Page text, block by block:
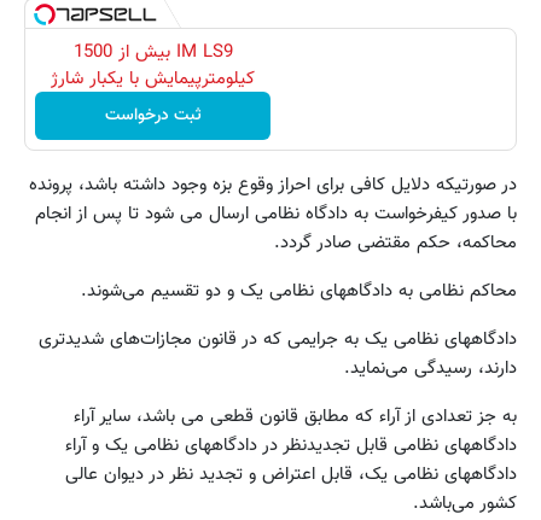
IM LS9 بیش از 1500
کیلومترپیمایش با یکبار شارژ
ثبت درخواست
در صورتیکه دلایل کافی برای احراز وقوع بزه وجود داشته باشد، پرونده
با صدور کیفرخواست به دادگاه نظامی ارسال می شود تا پس از انجام
محاکمه، حکم مقتضی صادر گردد.
محاکم نظامی به دادگاههای نظامی یک و دو تقسیم می‌شوند.
دادگاههای نظامی یک به جرایمی که در قانون مجازات‌های شدیدتری
دارند، رسیدگی می‌نماید.
به جز تعدادی از آراء که مطابق قانون قطعی می باشد، سایر آراء
دادگاههای نظامی قابل تجدیدنظر در دادگاههای نظامی یک و آراء
دادگاههای نظامی یک، قابل اعتراض و تجدید نظر در دیوان عالی
کشور می‌باشد.